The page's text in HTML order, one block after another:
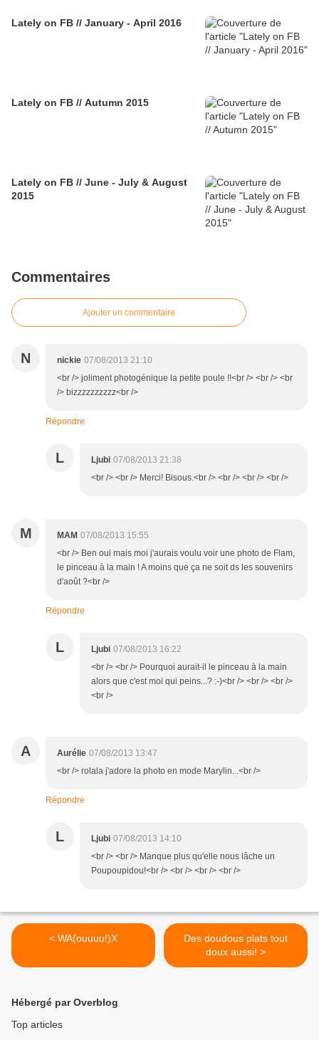
Lately on FB // January - April 2016
Lately on FB // Autumn 2015
Lately on FB // June - July & August
2015
Commentaires
Ajouter un commentaire
N nickie 07/08/2013 21:10
<br /> joliment photogénique la petite poule !!<br /> <br /> <br
/> bizzzzzzzzzz<br />
Répondre
L Ljubi 07/08/2013 21:38
<br /> <br /> Merci! Bisous.<br /> <br /> <br /> <br />
M MAM 07/08/2013 15:55
<br /> Ben oui mais moi j'aurais voulu voir une photo de Flam,
le pinceau à la main ! A moins que ça ne soit ds les souvenirs
d'août ?<br />
Répondre
L Ljubi 07/08/2013 16:22
<br /> <br /> Pourquoi aurait-il le pinceau à la main
alors que c'est moi qui peins...? :-)<br /> <br /> <br />
<br />
A Aurélie 07/08/2013 13:47
<br /> rolala j'adore la photo en mode Marylin...<br />
Répondre
L Ljubi 07/08/2013 14:10
<br /> <br /> Manque plus qu'elle nous lâche un
Poupoupidou!<br /> <br /> <br /> <br />
< WA(ouuuu!)X
Des doudous plats tout
doux aussi! >
Hébergé par Overblog
Top articles